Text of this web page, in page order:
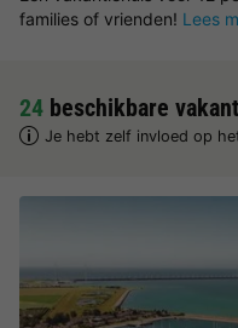
families of vrienden! Lees
24 beschikbare
Je hebt zelf invloed op